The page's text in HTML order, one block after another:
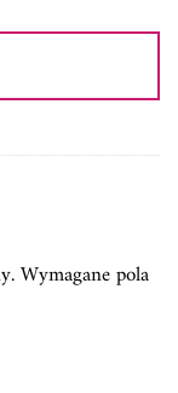
Wymagane pola